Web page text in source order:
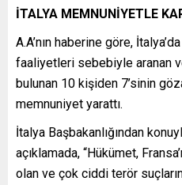
İTALYA MEMNUNİYETLE
A.A’nın haberine göre,
faaliyetleri sebebiyle aranan
bulunan 10 kişiden 7’sinin
memnuniyet yarattı.
İtalya Başbakanlığından
açıklamada, “Hükümet,
olan ve çok ciddi terör